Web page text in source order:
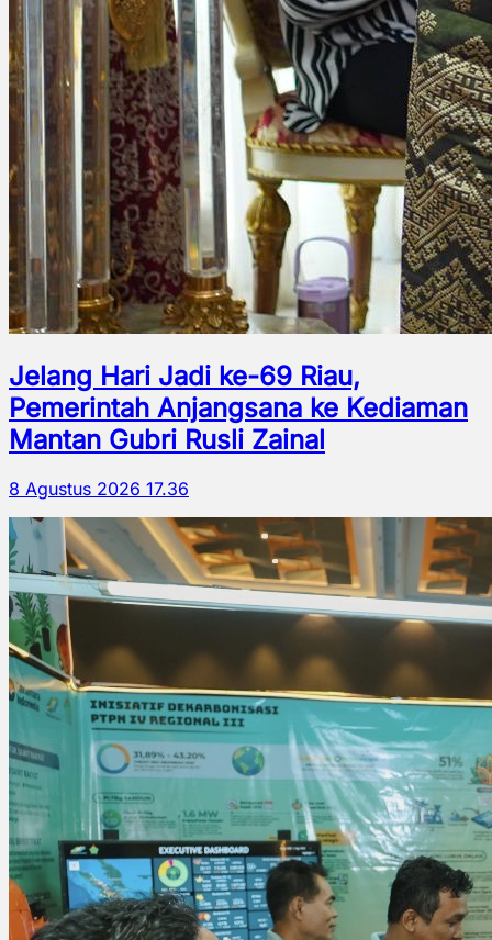
Jelang Hari Jadi ke-69 Riau,
Pemerintah Anjangsana ke Kediaman
Mantan Gubri Rusli Zainal
8 Agustus 2026 17.36